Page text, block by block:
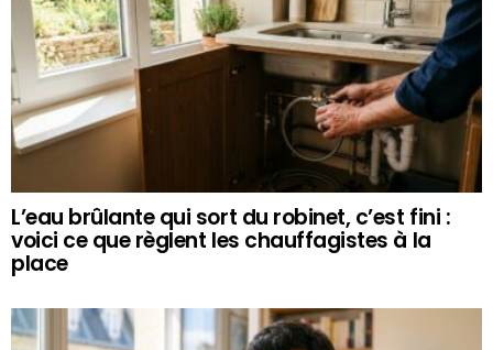
L’eau brûlante qui sort du robinet, c’est fini :
voici ce que règlent les chauffagistes à la
place